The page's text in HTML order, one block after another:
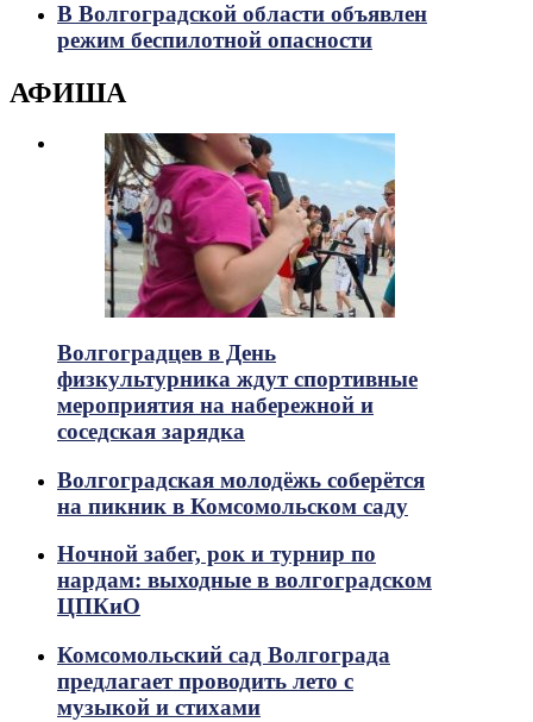
В Волгоградской области объявлен
режим беспилотной опасности
АФИША
Волгоградцев в День
физкультурника ждут спортивные
мероприятия на набережной и
соседская зарядка
Волгоградская молодёжь соберётся
на пикник в Комсомольском саду
Ночной забег, рок и турнир по
нардам: выходные в волгоградском
ЦПКиО
Комсомольский сад Волгограда
предлагает проводить лето с
музыкой и стихами